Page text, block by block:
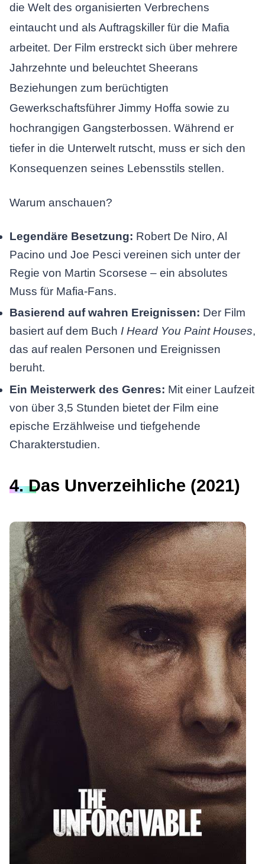
die Welt des organisierten Verbrechens
eintaucht und als Auftragskiller für die Mafia
arbeitet. Der Film erstreckt sich über mehrere
Jahrzehnte und beleuchtet Sheerans
Beziehungen zum berüchtigten
Gewerkschaftsführer Jimmy Hoffa sowie zu
hochrangigen Gangsterbossen. Während er
tiefer in die Unterwelt rutscht, muss er sich den
Konsequenzen seines Lebensstils stellen.
Warum anschauen?
Legendäre Besetzung: Robert De Niro, Al
Pacino und Joe Pesci vereinen sich unter der
Regie von Martin Scorsese – ein absolutes
Muss für Mafia-Fans.
Basierend auf wahren Ereignissen: Der Film
basiert auf dem Buch I Heard You Paint Houses,
das auf realen Personen und Ereignissen
beruht.
Ein Meisterwerk des Genres: Mit einer Laufzeit
von über 3,5 Stunden bietet der Film eine
epische Erzählweise und tiefgehende
Charakterstudien.
4. Das Unverzeihliche (2021)